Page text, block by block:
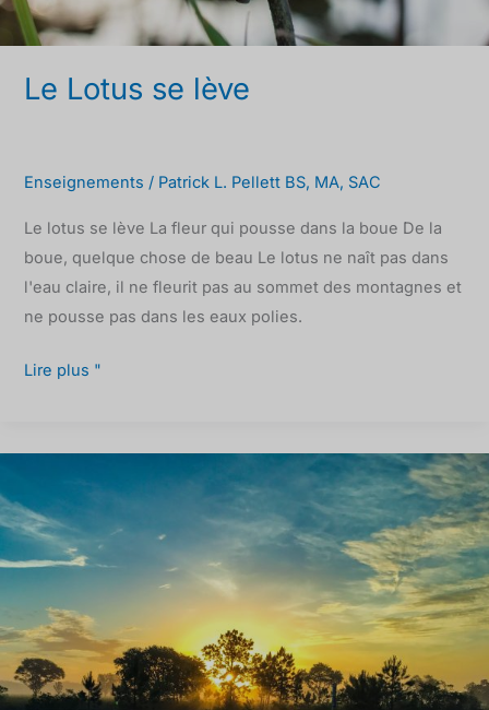
Le Lotus se lève
Enseignements / Patrick L. Pellett BS, MA, SAC
Le lotus se lève La fleur qui pousse dans la boue De la
boue, quelque chose de beau Le lotus ne naît pas dans
l'eau claire, il ne fleurit pas au sommet des montagnes et
ne pousse pas dans les eaux polies.
Lire plus "
et
esprit
du
débutant